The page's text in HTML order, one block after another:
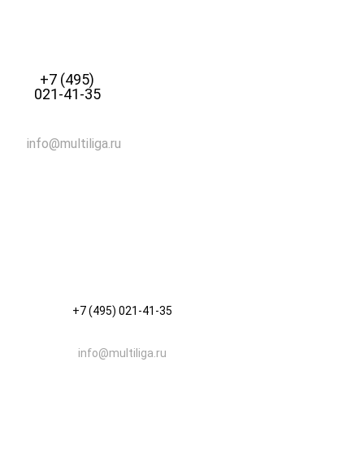
+7 (495)
021-41-35
info@multiliga.ru
+7 (495) 021-41-35
info@multiliga.ru